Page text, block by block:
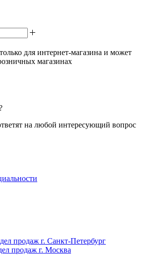
для интернет-магазина и может
магазинах
на любой интересующий вопрос
продаж г. Санкт-Петербург
продаж г. Москва